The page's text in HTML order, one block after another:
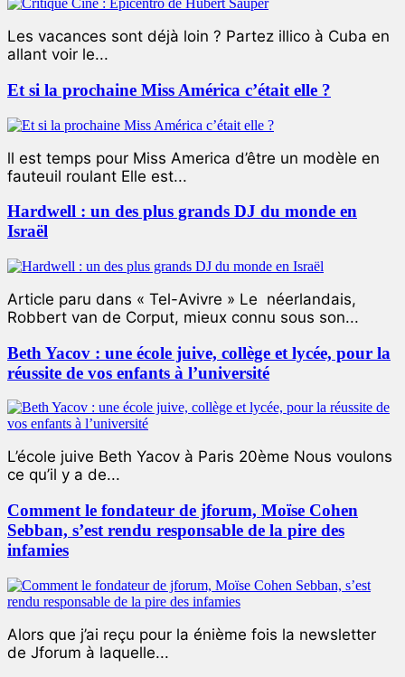
Les vacances sont déjà loin ? Partez illico à Cuba en
allant voir le...
Et si la prochaine Miss América c’était elle ?
ll est temps pour Miss America d’être un modèle en
fauteuil roulant Elle est...
Hardwell : un des plus grands DJ du monde en
Israël
Article paru dans « Tel-Avivre » Le néerlandais,
Robbert van de Corput, mieux connu sous son...
Beth Yacov : une école juive, collège et lycée, pour la
réussite de vos enfants à l’université
L’école juive Beth Yacov à Paris 20ème Nous voulons
ce qu’il y a de...
Comment le fondateur de jforum, Moïse Cohen
Sebban, s’est rendu responsable de la pire des
infamies
Alors que j’ai reçu pour la énième fois la newsletter
de Jforum à laquelle...